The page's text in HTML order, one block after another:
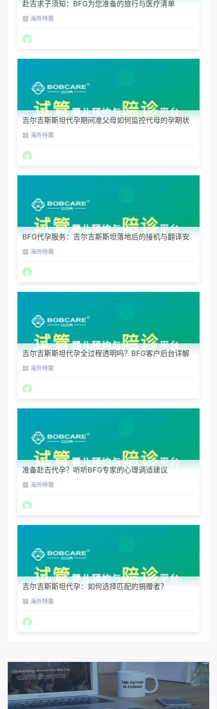
赴吉求子须知：BFG为您准备的旅行与医疗清单
海外特需
吉尔吉斯斯坦代孕期间准父母如何监控代母的孕期状
态？海外特需
BFG代孕服务：吉尔吉斯斯坦落地后的接机与翻译安
排 海外特需
吉尔吉斯斯坦代孕全过程透明吗？BFG客户后台详解
海外特需
准备赴吉代孕？听听BFG专家的心理调适建议
海外特需
吉尔吉斯斯坦代孕：如何选择匹配的捐赠者？
海外特需